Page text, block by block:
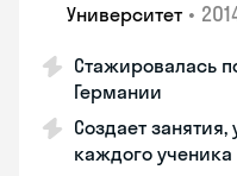
Университет •
Стажировалась
Германии
Создает
каждого ученика